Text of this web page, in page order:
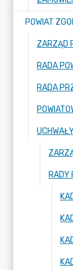
POWIAT
ZARZĄD
RADA